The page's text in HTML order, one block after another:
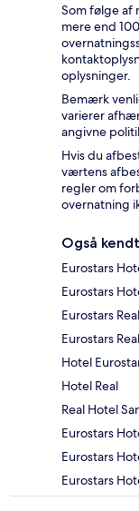
Som følge af
mere end
oplysninger.
Bemærk
varierer
angivne
Hvis du
værtens
regler om
overnatning
Også
Eurostars
Eurostars
Eurostars Real
Eurostars
Hotel
Hotel Real
Real Hotel
Eurostars
Eurostars
Eurostars